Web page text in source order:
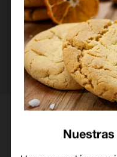
Pro Max - MidnightBlue -